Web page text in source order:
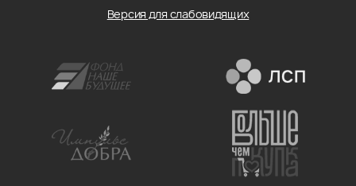
Версия для слабовидящих